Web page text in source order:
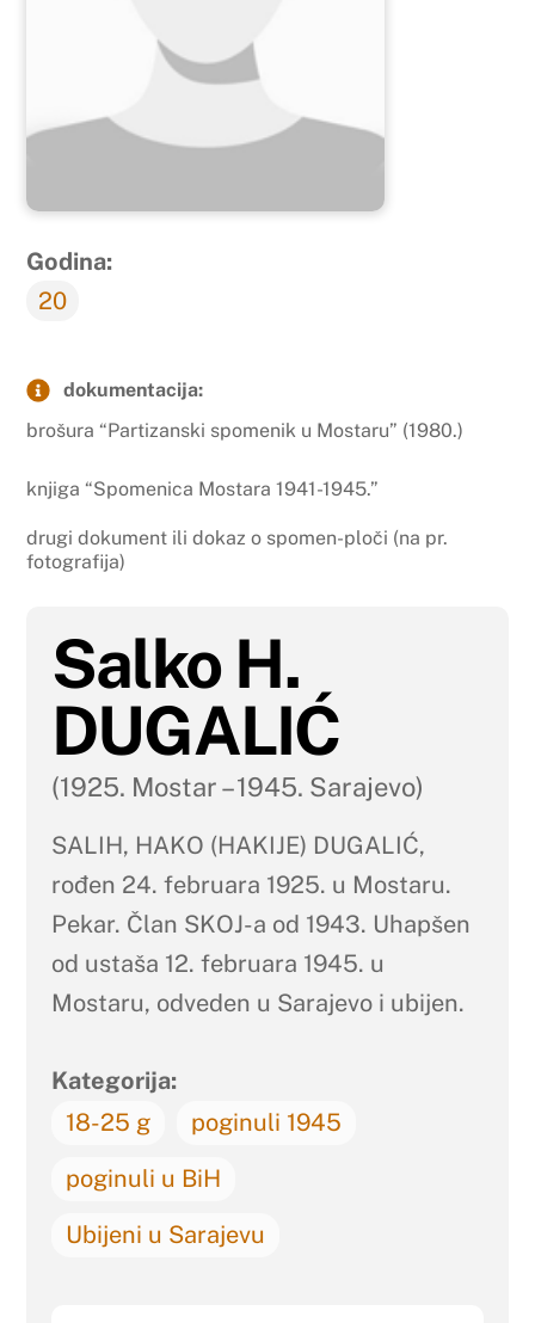
Godina:
20
dokumentacija:
brošura “Partizanski spomenik u Mostaru” (1980.)
knjiga “Spomenica Mostara 1941-1945.”
drugi dokument ili dokaz o spomen-ploči (na pr.
fotografija)
Salko H.
DUGALIĆ
(1925. Mostar – 1945. Sarajevo)
SALIH, HAKO (HAKIJE) DUGALIĆ,
rođen 24. februara 1925. u Mostaru.
Pekar. Član SKOJ-a od 1943. Uhapšen
od ustaša 12. februara 1945. u
Mostaru, odveden u Sarajevo i ubijen.
Kategorija:
18-25 g
poginuli 1945
poginuli u BiH
Ubijeni u Sarajevu